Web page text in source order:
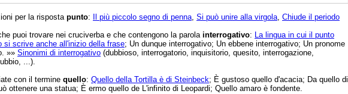
per la risposta punto: Il più piccolo segno di penna Si può unire alla virgola Chiude il periodo
puoi trovare nei cruciverba e che contengono la parola interrogativo: La lingua in cui il punto
si scrive anche all'inizio della frase; Un dunque interrogativo; Un ebbene interrogativo; Un pronome
»» Sinonimi di interrogativo (dubbioso, interrogatorio, inquisitorio, quesito, interrogazione,
...).
con il termine quello: Quello della Tortilla è di Steinbeck; È gustoso quello d'acacia; Da quello di
ottenere una statua; È ermo quello de L'infinito di Leopardi; Quello amaro è fondente.